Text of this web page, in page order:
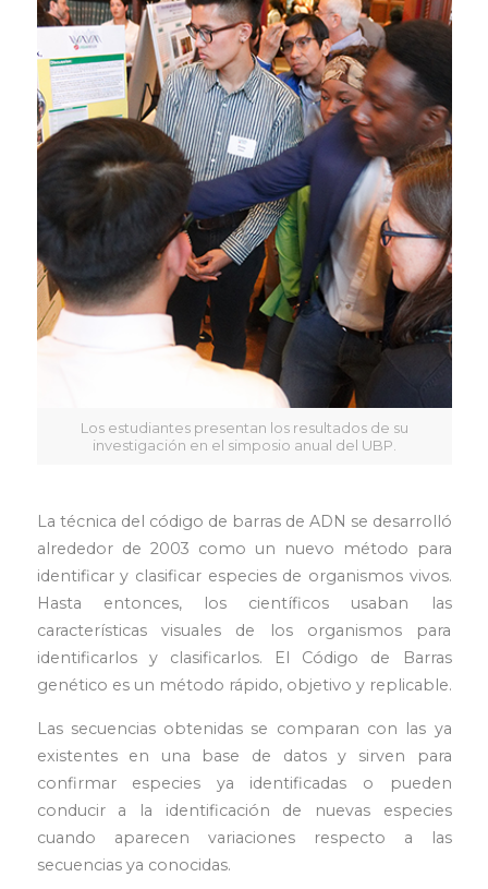
Los estudiantes presentan los resultados de su
investigación en el simposio anual del UBP.
La técnica del código de barras de ADN se desarrolló
alrededor de 2003 como un nuevo método para
identificar y clasificar especies de organismos vivos.
Hasta entonces, los científicos usaban las
características visuales de los organismos para
identificarlos y clasificarlos. El Código de Barras
genético es un método rápido, objetivo y replicable.
Las secuencias obtenidas se comparan con las ya
existentes en una base de datos y sirven para
confirmar especies ya identificadas o pueden
conducir a la identificación de nuevas especies
cuando aparecen variaciones respecto a las
secuencias ya conocidas.